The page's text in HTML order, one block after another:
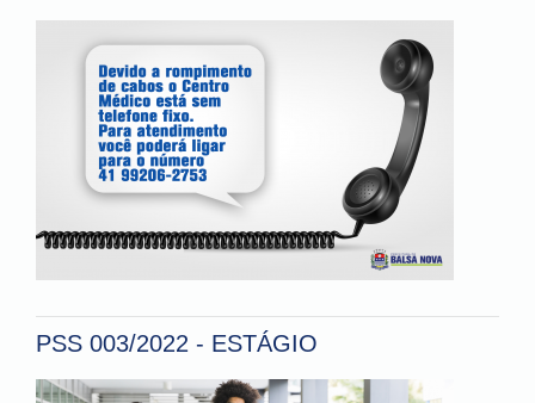
PSS 003/2022 - ESTÁGIO